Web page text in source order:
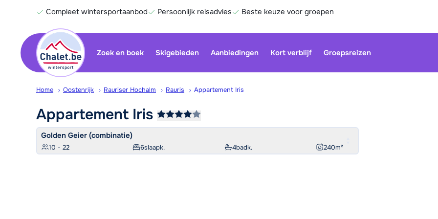
Compleet wintersportaanbod Persoonlijk reisadvies Beste keuze voor groepen
Zoek en boek Skigebieden Aanbiedingen Kort verblijf Groepsreizen
Home Oostenrijk Rauriser Hochalm Rauris Appartement Iris
Appartement Iris
Golden Geier (combinatie)
10 - 22 6slaapk. 4badk. 240m²